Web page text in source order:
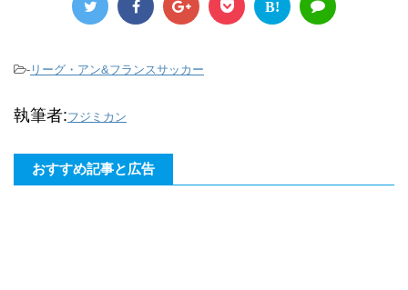
B!
- リーグ・アン&フランスサッカー
執筆者:フジミカン
おすすめ記事と広告